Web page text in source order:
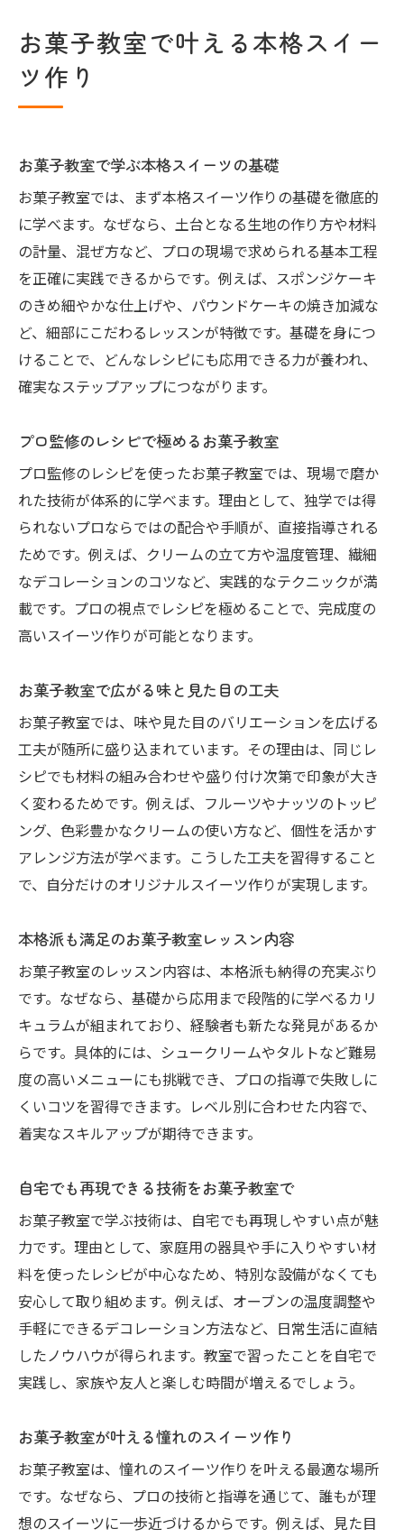
お菓子教室で叶える本格スイー
ツ作り
お菓子教室で学ぶ本格スイーツの基礎
お菓子教室では、まず本格スイーツ作りの基礎を徹底的
に学べます。なぜなら、土台となる生地の作り方や材料
の計量、混ぜ方など、プロの現場で求められる基本工程
を正確に実践できるからです。例えば、スポンジケーキ
のきめ細やかな仕上げや、パウンドケーキの焼き加減な
ど、細部にこだわるレッスンが特徴です。基礎を身につ
けることで、どんなレシピにも応用できる力が養われ、
確実なステップアップにつながります。
プロ監修のレシピで極めるお菓子教室
プロ監修のレシピを使ったお菓子教室では、現場で磨か
れた技術が体系的に学べます。理由として、独学では得
られないプロならではの配合や手順が、直接指導される
ためです。例えば、クリームの立て方や温度管理、繊細
なデコレーションのコツなど、実践的なテクニックが満
載です。プロの視点でレシピを極めることで、完成度の
高いスイーツ作りが可能となります。
お菓子教室で広がる味と見た目の工夫
お菓子教室では、味や見た目のバリエーションを広げる
工夫が随所に盛り込まれています。その理由は、同じレ
シピでも材料の組み合わせや盛り付け次第で印象が大き
く変わるためです。例えば、フルーツやナッツのトッピ
ング、色彩豊かなクリームの使い方など、個性を活かす
アレンジ方法が学べます。こうした工夫を習得すること
で、自分だけのオリジナルスイーツ作りが実現します。
本格派も満足のお菓子教室レッスン内容
お菓子教室のレッスン内容は、本格派も納得の充実ぶり
です。なぜなら、基礎から応用まで段階的に学べるカリ
キュラムが組まれており、経験者も新たな発見があるか
らです。具体的には、シュークリームやタルトなど難易
度の高いメニューにも挑戦でき、プロの指導で失敗しに
くいコツを習得できます。レベル別に合わせた内容で、
着実なスキルアップが期待できます。
自宅でも再現できる技術をお菓子教室で
お菓子教室で学ぶ技術は、自宅でも再現しやすい点が魅
力です。理由として、家庭用の器具や手に入りやすい材
料を使ったレシピが中心なため、特別な設備がなくても
安心して取り組めます。例えば、オーブンの温度調整や
手軽にできるデコレーション方法など、日常生活に直結
したノウハウが得られます。教室で習ったことを自宅で
実践し、家族や友人と楽しむ時間が増えるでしょう。
お菓子教室が叶える憧れのスイーツ作り
お菓子教室は、憧れのスイーツ作りを叶える最適な場所
です。なぜなら、プロの技術と指導を通じて、誰もが理
想のスイーツに一歩近づけるからです。例えば、見た目